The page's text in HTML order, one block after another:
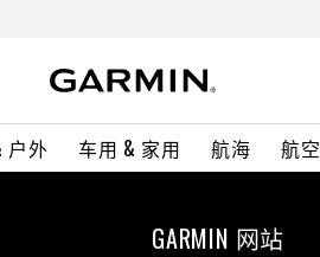
户外 车用 & 家用 航海 航空
GARMIN 网站